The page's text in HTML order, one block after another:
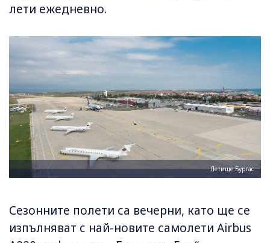
лети ежедневно.
Летище Бургас
Сезонните полети са вечерни, като ще се
изпълняват с най-новите самолети Airbus